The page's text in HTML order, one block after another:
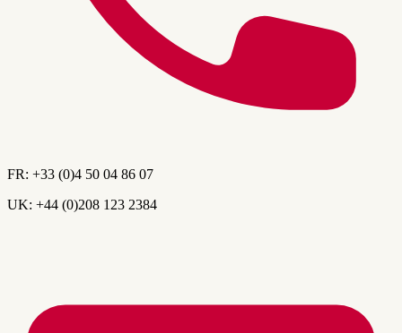
FR: +33 (0)4 50 04 86 07
UK: +44 (0)208 123 2384